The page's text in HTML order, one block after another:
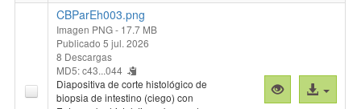
CBParEh003.png
Imagen PNG- 17.7 MB
Publicado 5 jul. 2026
8 Descargas
MD5: c43...044
Diapositiva de corte histológico de
biopsia de intestino (ciego) con
Vista
previa
Acceso
al